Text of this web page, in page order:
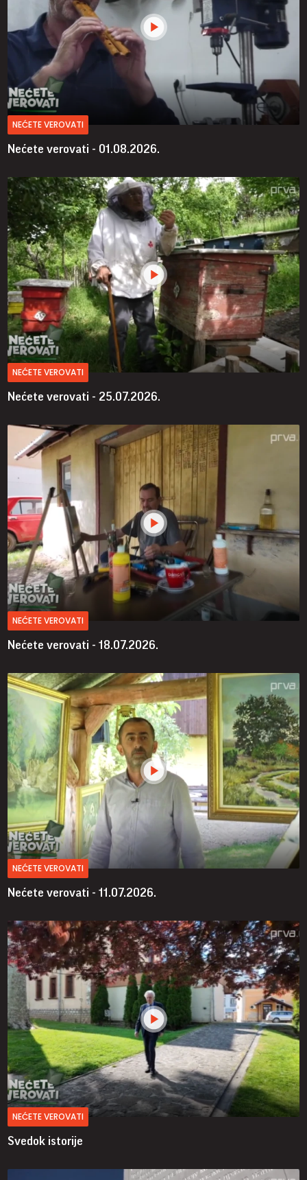
NEĆETE VEROVATI
Nećete verovati - 01.08.2026.
NEĆETE VEROVATI
Nećete verovati - 25.07.2026.
NEĆETE VEROVATI
Nećete verovati - 18.07.2026.
NEĆETE VEROVATI
Nećete verovati - 11.07.2026.
NEĆETE VEROVATI
Svedok istorije